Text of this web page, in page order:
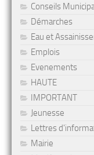
Conseils
Démarches
Eau et
Emplois
Evenements
HAUTE
IMPORTANT
Jeunesse
Lettres
Mairie